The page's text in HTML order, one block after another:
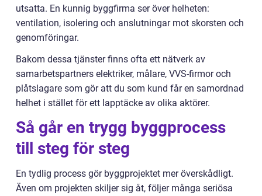
utsatta. En kunnig byggfirma ser över helheten:
ventilation, isolering och anslutningar mot skorsten och
genomföringar.
Bakom dessa tjänster finns ofta ett nätverk av
samarbetspartners elektriker, målare, VVS-firmor och
plåtslagare som gör att du som kund får en samordnad
helhet i stället för ett lapptäcke av olika aktörer.
Så går en trygg byggprocess
till steg för steg
En tydlig process gör byggprojektet mer överskådligt.
Även om projekten skiljer sig åt, följer många seriösa